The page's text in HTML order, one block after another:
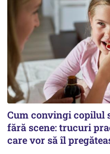
Cum convingi copilul
fără scene: trucuri
care vor să îl